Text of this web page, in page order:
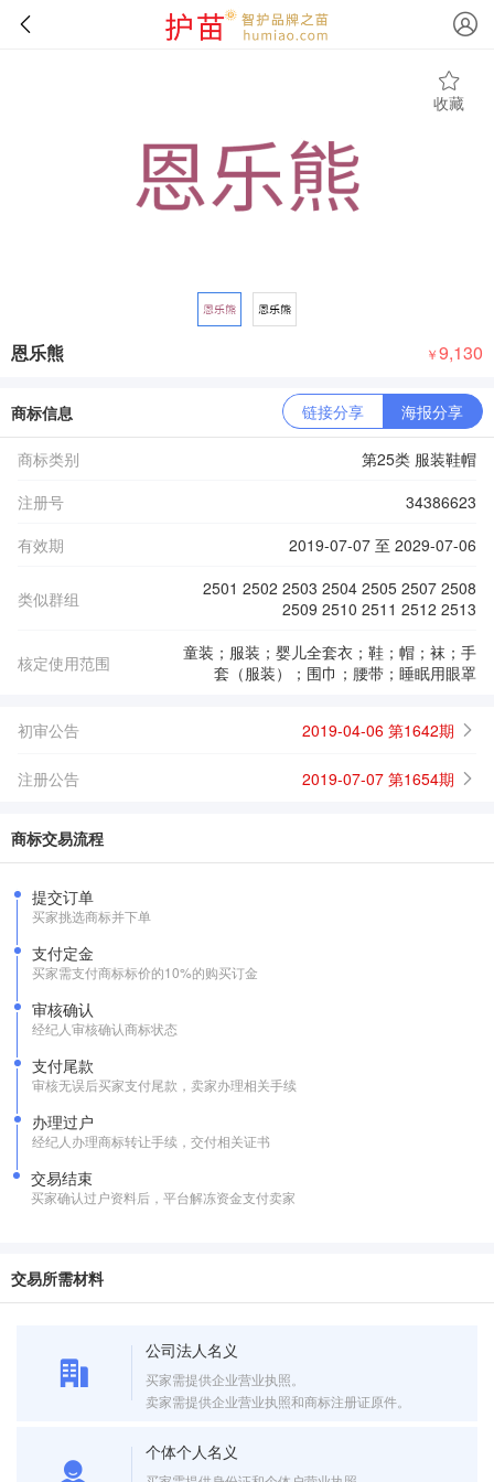
收藏
恩乐熊 ￥9,130
商标信息 链接分享 海报分享
商标类别
第25类 服装鞋帽
注册号
34386623
有效期
2019-07-07 至 2029-07-06
类似群组
2501 2502 2503 2504 2505 2507 2508
2509 2510 2511 2512 2513
核定使用范围
童装；服装；婴儿全套衣；鞋；帽；袜；手
套（服装）；围巾；腰带；睡眠用眼罩
初审公告 2019-04-06 第1642期
注册公告 2019-07-07 第1654期
商标交易流程
提交订单
买家挑选商标并下单
支付定金
买家需支付商标标价的10%的购买订金
审核确认
经纪人审核确认商标状态
支付尾款
审核无误后买家支付尾款，卖家办理相关手续
办理过户
经纪人办理商标转让手续，交付相关证书
交易结束
买家确认过户资料后，平台解冻资金支付卖家
交易所需材料
公司法人名义
买家需提供企业营业执照。
卖家需提供企业营业执照和商标注册证原件。
个体个人名义